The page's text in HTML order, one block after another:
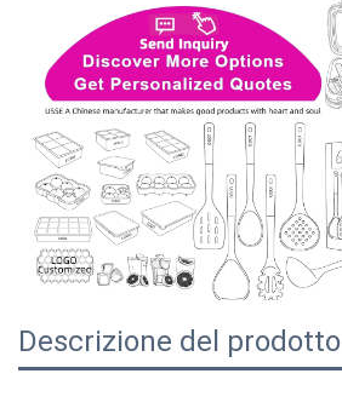
Descrizione del prodotto